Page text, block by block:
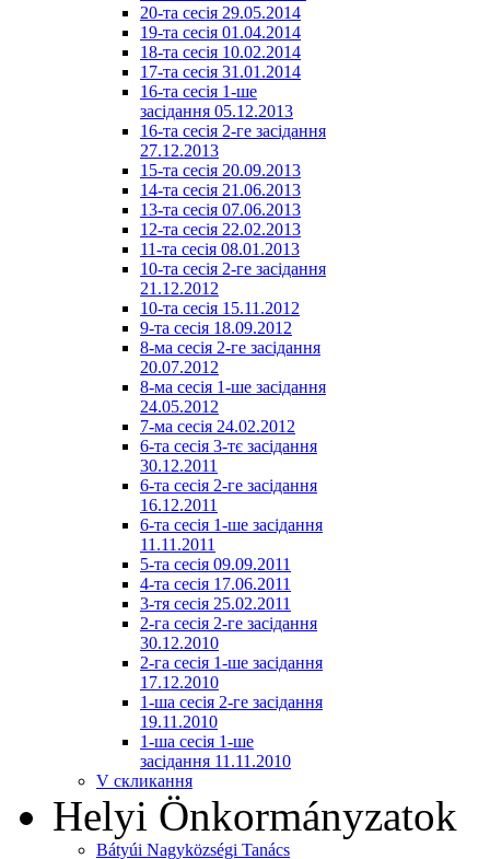
20-та сесія 29.05.2014
19-та сесія 01.04.2014
18-та сесія 10.02.2014
17-та сесія 31.01.2014
16-та сесія 1-ше
засідання 05.12.2013
16-та сесія 2-ге засідання
27.12.2013
15-та сесія 20.09.2013
14-та сесія 21.06.2013
13-та сесія 07.06.2013
12-та сесія 22.02.2013
11-та сесія 08.01.2013
10-та сесія 2-ге засідання
21.12.2012
10-та сесія 15.11.2012
9-та сесія 18.09.2012
8-ма сесія 2-ге засідання
20.07.2012
8-ма сесія 1-ше засідання
24.05.2012
7-ма сесія 24.02.2012
6-та сесія 3-тє засідання
30.12.2011
6-та сесія 2-ге засідання
16.12.2011
6-та сесія 1-ше засідання
11.11.2011
5-та сесія 09.09.2011
4-та сесія 17.06.2011
3-тя сесія 25.02.2011
2-га сесія 2-ге засідання
30.12.2010
2-га сесія 1-ше засідання
17.12.2010
1-ша сесія 2-ге засідання
19.11.2010
1-ша сесія 1-ше
засідання 11.11.2010
V скликання
Helyi Önkormányzatok
Bátyúi Nagyközségi Tanács